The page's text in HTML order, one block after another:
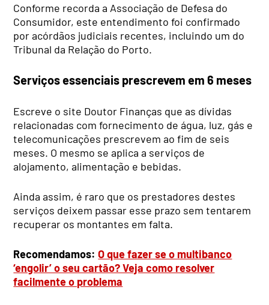
Conforme recorda a Associação de Defesa do
Consumidor, este entendimento foi confirmado
por acórdãos judiciais recentes, incluindo um do
Tribunal da Relação do Porto.
Serviços essenciais prescrevem em 6 meses
Escreve o site Doutor Finanças que as dívidas
relacionadas com fornecimento de água, luz, gás e
telecomunicações prescrevem ao fim de seis
meses. O mesmo se aplica a serviços de
alojamento, alimentação e bebidas.
Ainda assim, é raro que os prestadores destes
serviços deixem passar esse prazo sem tentarem
recuperar os montantes em falta.
Recomendamos:O que fazer se o multibanco
‘engolir’ o seu cartão? Veja como resolver
facilmente o problema